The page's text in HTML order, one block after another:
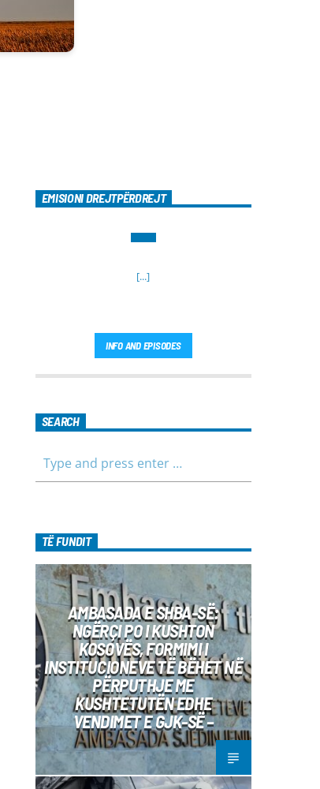
EMISIONI DREJTPËRDREJT
[...]
INFO AND EPISODES
SEARCH
TË FUNDIT
AMBASADA E SHBA-SË:
NGËRÇI PO I KUSHTON
KOSOVËS, FORMIMI I
INSTITUCIONEVE TË BËHET NË
PËRPUTHJE ME
KUSHTETUTËN EDHE
VENDIMET E GJK-SË –